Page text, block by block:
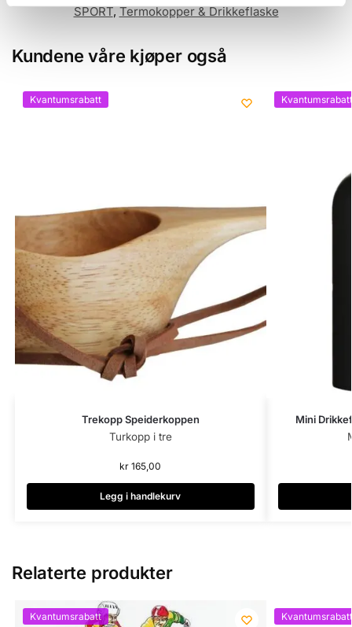
Skøyter-L92
Last inn flere (65 gjenstår)
SPORT,Termokopper & Drikkeflaske
Kundene våre kjøper også
Kvantumsrabatt
Trekopp Speiderkoppen
Turkopp i tre
kr 165,00
Legg i handlekurv
Kvantumsrabatt
Mini
Relaterte produkter
Kvantumsrabatt Kvantumsrabatt